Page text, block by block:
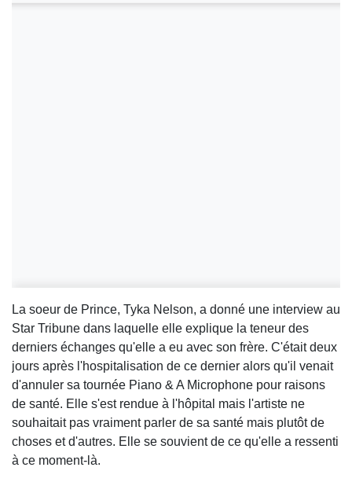
La soeur de Prince, Tyka Nelson, a donné une interview au
Star Tribune dans laquelle elle explique la teneur des
derniers échanges qu'elle a eu avec son frère. C'était deux
jours après l'hospitalisation de ce dernier alors qu'il venait
d'annuler sa tournée Piano & A Microphone pour raisons
de santé. Elle s'est rendue à l'hôpital mais l'artiste ne
souhaitait pas vraiment parler de sa santé mais plutôt de
choses et d'autres. Elle se souvient de ce qu'elle a ressenti
à ce moment-là.